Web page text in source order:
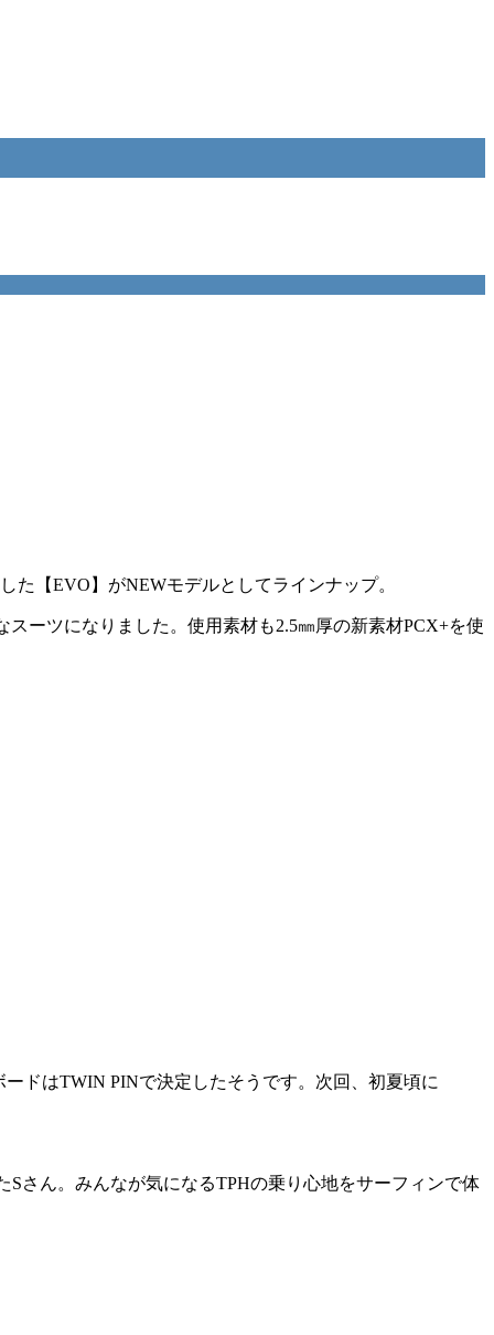
【EVO】がNEWモデルとしてラインナップ。
ーツになりました。使用素材も2.5㎜厚の新素材PCX+を使
ドはTWIN PINで決定したそうです。次回、初夏頃に
さん。みんなが気になるTPHの乗り心地をサーフィンで体